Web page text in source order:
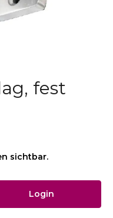
fest
sichtbar.
Login